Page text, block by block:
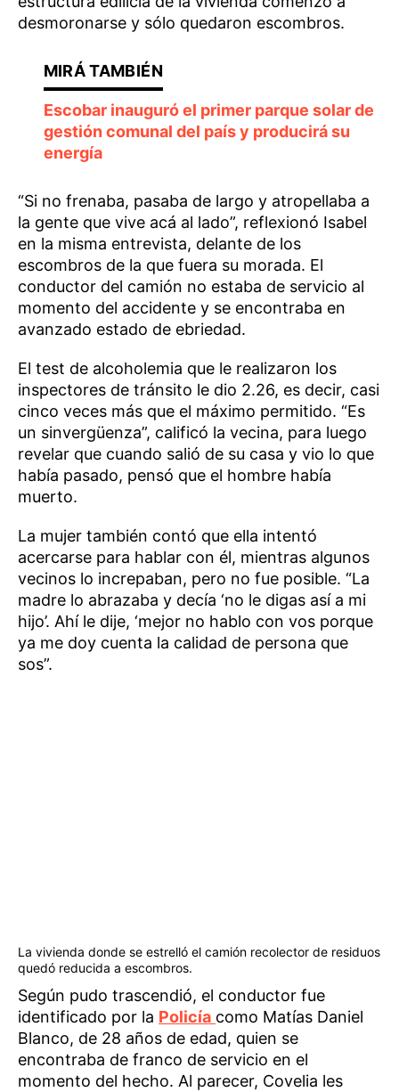
desmoronarse y sólo quedaron escombros.
Escobar inauguró el primer parque solar de
gestión comunal del país y producirá su
energía
“Si no frenaba, pasaba de largo y atropellaba a
la gente que vive acá al lado”, reflexionó Isabel
en la misma entrevista, delante de los
escombros de la que fuera su morada. El
conductor del camión no estaba de servicio al
momento del accidente y se encontraba en
avanzado estado de ebriedad.
El test de alcoholemia que le realizaron los
inspectores de tránsito le dio 2.26, es decir, casi
cinco veces más que el máximo permitido. “Es
un sinvergüenza”, calificó la vecina, para luego
revelar que cuando salió de su casa y vio lo que
había pasado, pensó que el hombre había
muerto.
La mujer también contó que ella intentó
acercarse para hablar con él, mientras algunos
vecinos lo increpaban, pero no fue posible. “La
madre lo abrazaba y decía ‘no le digas así a mi
hijo’. Ahí le dije, ‘mejor no hablo con vos porque
ya me doy cuenta la calidad de persona que
sos”.
La vivienda donde se estrelló el camión recolector de residuos
quedó reducida a escombros.
Según pudo trascendió, el conductor fue
identificado por la Policía como Matías Daniel
Blanco, de 28 años de edad, quien se
encontraba de franco de servicio en el
momento del hecho. Al parecer, Covelia les